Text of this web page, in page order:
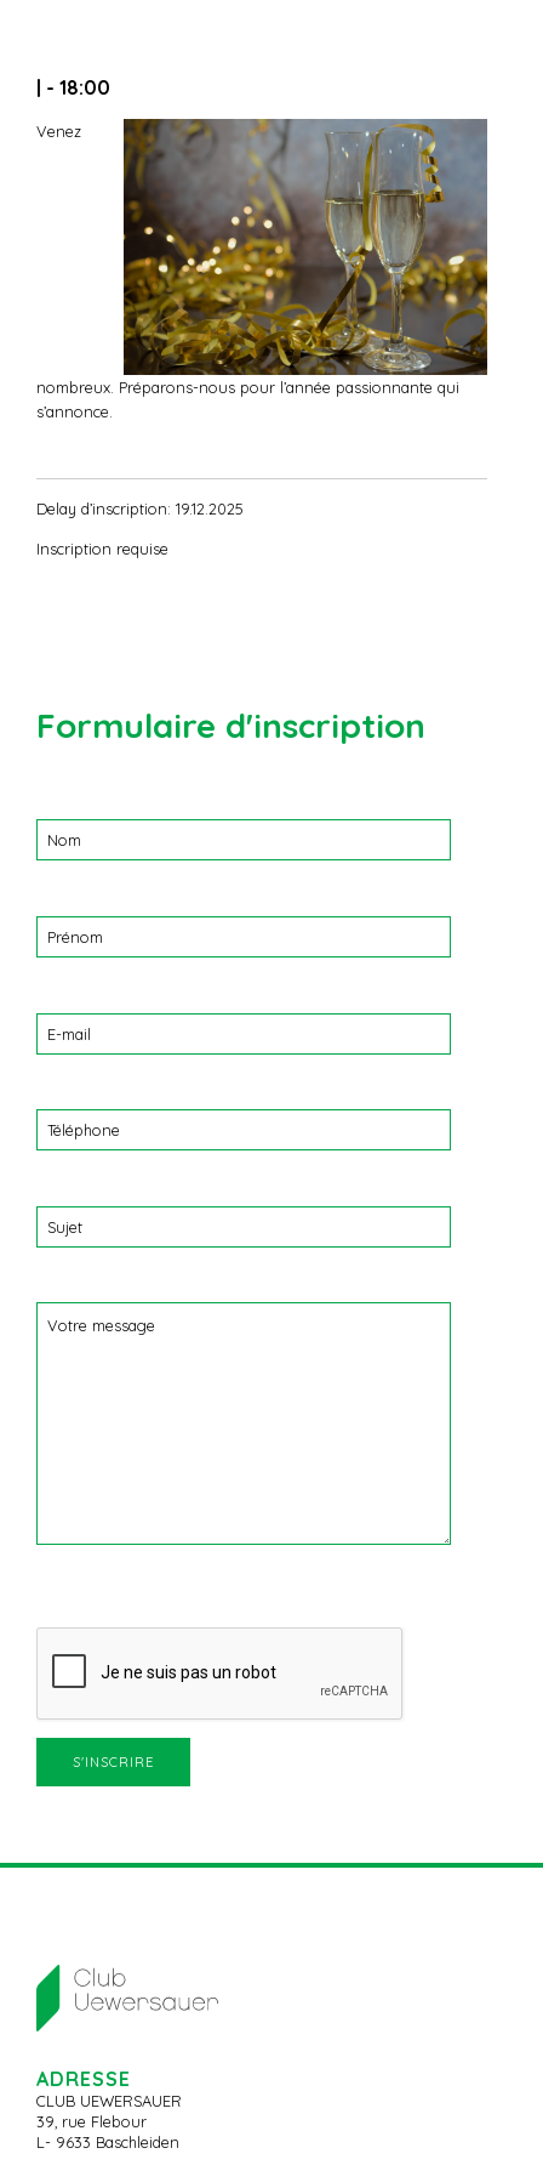
| - 18:00
Venez
nombreux. Préparons-nous pour l’année passionnante qui
s’annonce.
Delay d’inscription: 19.12.2025
Inscription requise
Formulaire d'inscription
ADRESSE
CLUB UEWERSAUER
39, rue Flebour
L- 9633 Baschleiden